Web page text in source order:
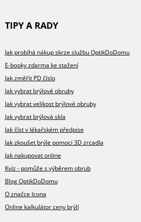
TIPY A RADY
Jak probíhá nákup skrze službu OptikDoDomu
E-booky zdarma ke stažení
Jak změřit PD číslo
Jak vybrat brýlové obruby
Jak vybrat velikost brýlové obruby
Jak vybrat brýlová skla
Jak číst v lékařském předpise
Jak zkoušet brýle pomocí 3D zrcadla
Jak nakupovat online
Kvíz - pomůže s výběrem obrub
Blog OptikDoDomu
O značce Icona
Online kalkulátor ceny brýlí